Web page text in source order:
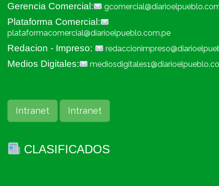
Gerencia Comercial:
Plataforma Comercial:
plataformacomercial@diarioelpueblo.com.pe
Redacion - Impreso:
Medios Digitales:
Intranet Intranet
CLASIFICADOS